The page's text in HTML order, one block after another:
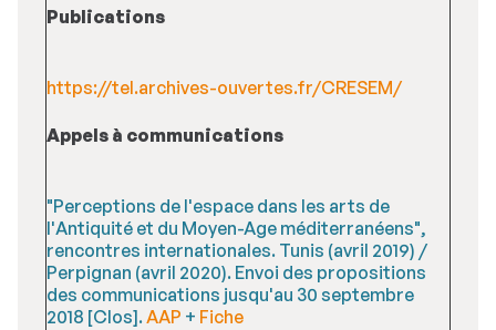
Publications
https://tel.archives-ouvertes.fr/CRESEM/
Appels à communications
"Perceptions de l'espace dans les arts de
l'Antiquité et du Moyen-Age méditerranéens",
rencontres internationales. Tunis (avril 2019) /
Perpignan (avril 2020). Envoi des propositions
des communications jusqu'au 30 septembre
2018 [Clos].AAP + Fiche